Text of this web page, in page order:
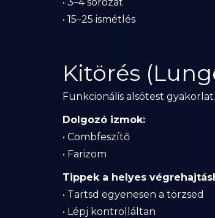
• 15–25 ismétlés
Kitörés
Funkcionális alsótest gyakorlat.
Dolgozó izmok:
• Combfeszítő
• Farizom
Tippek a helyes
• Tartsd egyenesen a törzsed
• Lépj kontrolláltan